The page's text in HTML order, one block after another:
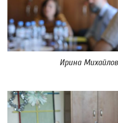
Ирина